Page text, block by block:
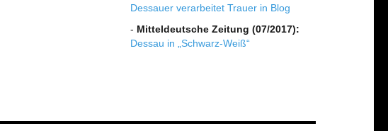
Dessauer verarbeitet Trauer in Blog
- Mitteldeutsche Zeitung (07/2017):
Dessau in „Schwarz-Weiß“